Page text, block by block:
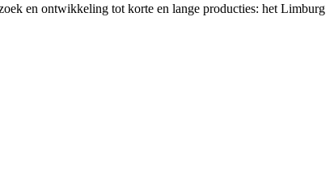
en ontwikkeling tot korte en lange producties: het Limburg